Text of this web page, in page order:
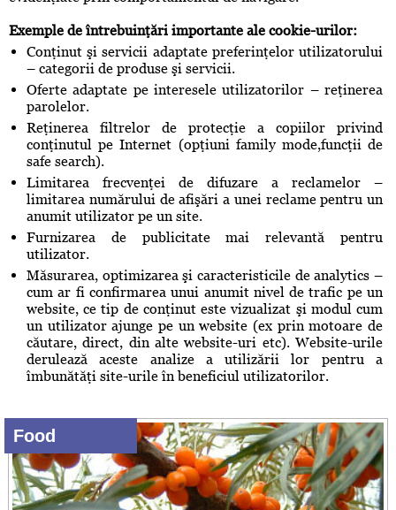
Exemple de întrebuinţări importante ale cookie-urilor:
Conţinut şi servicii adaptate preferinţelor utilizatorului
– categorii de produse şi servicii.
Oferte adaptate pe interesele utilizatorilor – reţinerea
parolelor.
Reţinerea filtrelor de protecţie a copiilor privind
conţinutul pe Internet (opţiuni family mode,funcţii de
safe search).
Limitarea frecvenţei de difuzare a reclamelor –
limitarea numărului de afişări a unei reclame pentru un
anumit utilizator pe un site.
Furnizarea de publicitate mai relevantă pentru
utilizator.
Măsurarea, optimizarea şi caracteristicile de analytics –
cum ar fi confirmarea unui anumit nivel de trafic pe un
website, ce tip de conţinut este vizualizat şi modul cum
un utilizator ajunge pe un website (ex prin motoare de
căutare, direct, din alte website-uri etc). Website-urile
derulează aceste analize a utilizării lor pentru a
îmbunătăţi site-urile în beneficiul utilizatorilor.
Food